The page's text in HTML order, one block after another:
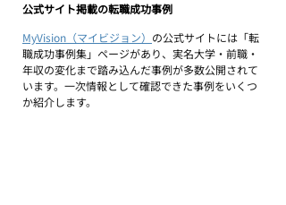
公式サイト掲載の転職成功事例
MyVision（マイビジョン） の公式サイトには「転
職成功事例集」ページがあり、実名大学・前職・
年収の変化まで踏み込んだ事例が多数公開されて
います。一次情報として確認できた事例をいくつ
か紹介します。